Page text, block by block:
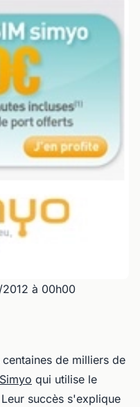
à 00h00
de milliers de
qui utilise le
succès s'explique